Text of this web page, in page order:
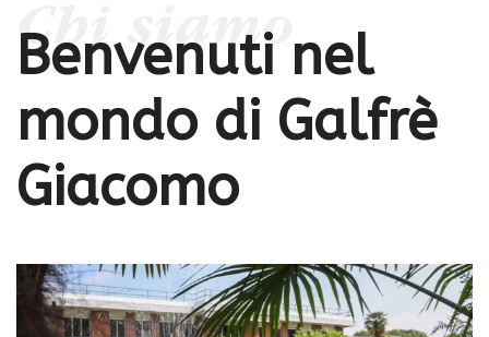
Chi siamo
Benvenuti nel
mondo di Galfrè
Giacomo